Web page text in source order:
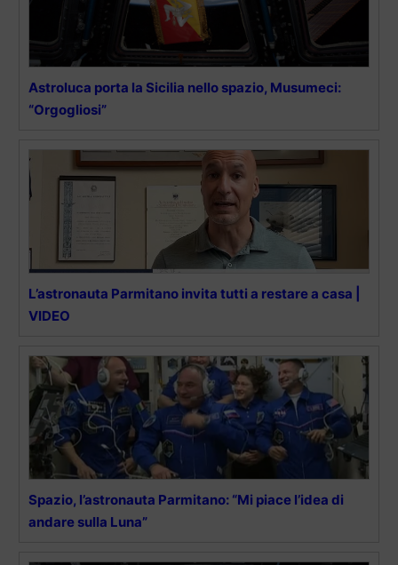
Astroluca porta la Sicilia nello spazio, Musumeci:
“Orgogliosi”
L’astronauta Parmitano invita tutti a restare a casa |
VIDEO
Spazio, l’astronauta Parmitano: “Mi piace l’idea di
andare sulla Luna”